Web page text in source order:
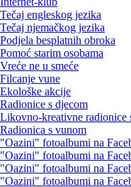
Tečaj engleskog jezika
Tečaj njemačkog jezika
Podjela besplatnih obroka
Pomoć starim osobama
Vreće ne u smeće
Filcanje vune
Ekološke akcije
Radionice s djecom
Likovno-kreativne radionice
Radionica s vunom
"Oazini" fotoalbumi na
"Oazini" fotoalbumi na
"Oazini" fotoalbumi na
"Oazini" fotoalbumi na